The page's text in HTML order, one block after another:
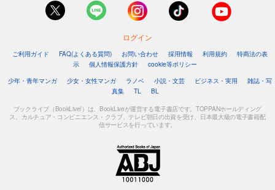
ログイン
ご利用ガイド FAQ(よくある質問) お問い合わせ 採用情報 利用規約
特商法の表
示
個人情報保護方針
cookie等ポリシー
少年・青年マンガ
少女・女性マンガ ラノベ 小説・文芸 ビジネス・実用
雑誌・写
真集
TL BL
ブックライブ（BookLive!）は、BookLiveが運営する電子書店です。TOPPANホールディング
ス、カルチュア・コンビニエンス・クラブ、テレビ朝日の出資を受け、日本最大級の電子書籍配
信サービスを行っています。